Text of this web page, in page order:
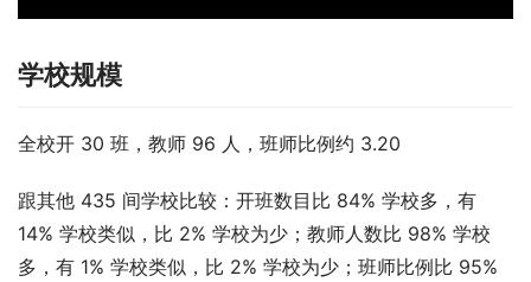
学校规模
全校开 30 班，教师 96 人，班师比例约 3.20
跟其他 435 间学校比较：开班数目比 84% 学校多，有
14% 学校类似，比 2% 学校为少；教师人数比 98% 学校
多，有 1% 学校类似，比 2% 学校为少；班师比例比 95%